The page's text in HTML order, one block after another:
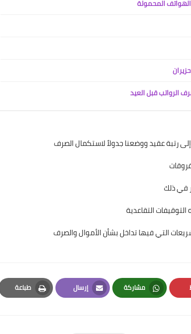
المحمولة
الرواتب قبل العيد
في ذلك
التقاعدية
التي فيها تداخل بشأن الأموال والصرف
مشاركة
Whatsapp
إرسال
Email
طباعة
Print